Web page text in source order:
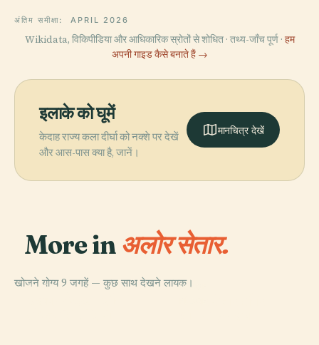
अंतिम समीक्षा: APRIL 2026
Wikidata, विकिपीडिया और आधिकारिक स्रोतों से शोधित · तथ्य-जाँच पूर्ण · हम
अपनी गाइड कैसे बनाते हैं →
इलाके को घूमें
केदाह राज्य कला दीर्घा को नक्शे पर देखें
और आस-पास क्या है, जानें।
मानचित्र देखें
More in अलोर सेतार.
खोजने योग्य 9 जगहें — कुछ साथ देखने लायक।
PLACE PLACE
PLACE